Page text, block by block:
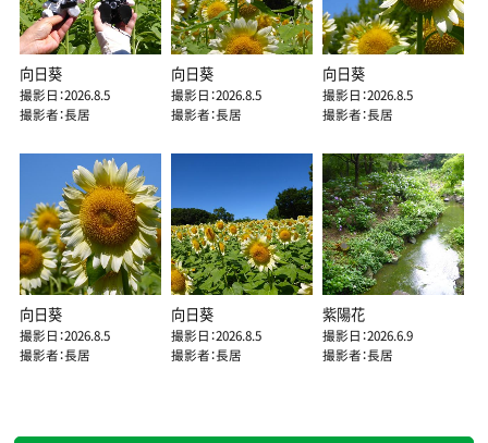
向日葵
撮影日：2026.8.5
撮影者：長居
向日葵
撮影日：2026.8.5
撮影者：長居
向日葵
撮影日：2026.8.5
撮影者：長居
向日葵
撮影日：2026.8.5
撮影者：長居
向日葵
撮影日：2026.8.5
撮影者：長居
紫陽花
撮影日：2026.6.9
撮影者：長居